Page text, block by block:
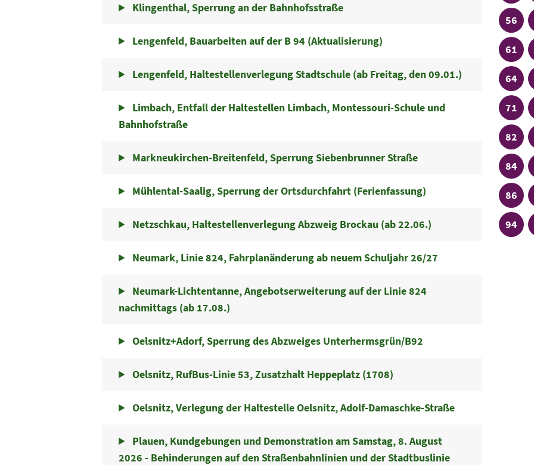
Linie
56
Linie
61
Linie
64
Linie
71
Linie
82
Linie
84
Linie
86
Linie
94
Klingenthal, Sperrung an der Bahnhofsstraße
Lengenfeld, Bauarbeiten auf der B 94 (Aktualisierung)
Lengenfeld, Haltestellenverlegung Stadtschule (ab Freitag, den 09.01.)
Limbach, Entfall der Haltestellen Limbach, Montessouri-Schule und
Bahnhofstraße
Markneukirchen-Breitenfeld, Sperrung Siebenbrunner Straße
Mühlental-Saalig, Sperrung der Ortsdurchfahrt (Ferienfassung)
Netzschkau, Haltestellenverlegung Abzweig Brockau (ab 22.06.)
Neumark, Linie 824, Fahrplanänderung ab neuem Schuljahr 26/27
Neumark-Lichtentanne, Angebotserweiterung auf der Linie 824
nachmittags (ab 17.08.)
Oelsnitz+Adorf, Sperrung des Abzweiges Unterhermsgrün/B92
Oelsnitz, RufBus-Linie 53, Zusatzhalt Heppeplatz (1708)
Oelsnitz, Verlegung der Haltestelle Oelsnitz, Adolf-Damaschke-Straße
Plauen, Kundgebungen und Demonstration am Samstag, 8. August
2026 - Behinderungen auf den Straßenbahnlinien und der Stadtbuslinie